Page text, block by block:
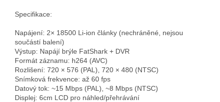
Specifikace:
Napájení: 2× 18500 Li-ion články (nechráněné, nejsou
součástí balení)
Výstup: Napájí brýle FatShark + DVR
Formát záznamu: h264 (AVC)
Rozlišení: 720 × 576 (PAL), 720 × 480 (NTSC)
Snímková frekvence: až 60 fps
Datový tok: ~15 Mbps (PAL), ~8 Mbps (NTSC)
Displej: 6cm LCD pro náhled/přehrávání